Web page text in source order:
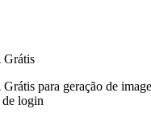
Grátis
para geração de
de login